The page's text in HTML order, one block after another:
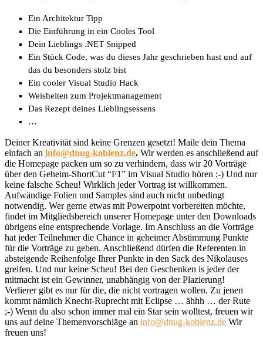
Ein Architektur Tipp
Die Einführung in ein Cooles Tool
Dein Lieblings .NET Snipped
Ein Stück Code, was du dieses Jahr geschrieben hast und auf
das du besonders stolz bist
Ein cooler Visual Studio Hack
Weisheiten zum Projektmanagement
Das Rezept deines Lieblingsessens
…
Deiner Kreativität sind keine Grenzen gesetzt! Maile dein Thema
einfach an info@dnug-koblenz.de. Wir werden es anschließend auf
die Homepage packen um so zu verhindern, dass wir 20 Vorträge
über den Geheim-ShortCut “F1” im Visual Studio hören ;-) Und nur
keine falsche Scheu! Wirklich jeder Vortrag ist willkommen.
Aufwändige Folien und Samples sind auch nicht unbedingt
notwendig. Wer gerne etwas mit Powerpoint vorbereiten möchte,
findet im Mitgliedsbereich unserer Homepage unter den Downloads
übrigens eine entsprechende Vorlage. Im Anschluss an die Vorträge
hat jeder Teilnehmer die Chance in geheimer Abstimmung Punkte
für die Vorträge zu geben. Anschließend dürfen die Referenten in
absteigende Reihenfolge Ihrer Punkte in den Sack des Nikolauses
greifen. Und nur keine Scheu! Bei den Geschenken is jeder der
mitmacht ist ein Gewinner, unabhängig von der Plazierung!
Verlierer gibt es nur für die, die nicht vortragen wollen. Zu jenen
kommt nämlich Knecht-Ruprecht mit Eclipse … ähhh … der Rute
;-) Wenn du also schon immer mal ein Star sein wolltest, freuen wir
uns auf deine Themenvorschläge an info@dnug-koblenz.de Wir
freuen uns!